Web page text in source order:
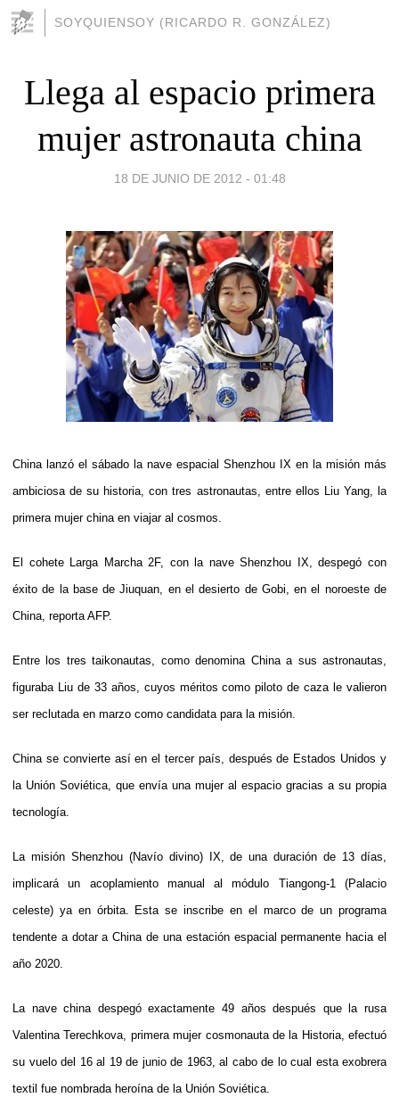
SOYQUIENSOY (RICARDO R. GONZÁLEZ)
Llega al espacio primera
mujer astronauta china
18 DE JUNIO DE 2012 - 01:48
China lanzó el sábado la nave espacial Shenzhou IX en la misión más
ambiciosa de su historia, con tres astronautas, entre ellos Liu Yang, la
primera mujer china en viajar al cosmos.
El cohete Larga Marcha 2F, con la nave Shenzhou IX, despegó con
éxito de la base de Jiuquan, en el desierto de Gobi, en el noroeste de
China, reporta AFP.
Entre los tres taikonautas, como denomina China a sus astronautas,
figuraba Liu de 33 años, cuyos méritos como piloto de caza le valieron
ser reclutada en marzo como candidata para la misión.
China se convierte así en el tercer país, después de Estados Unidos y
la Unión Soviética, que envía una mujer al espacio gracias a su propia
tecnología.
La misión Shenzhou (Navío divino) IX, de una duración de 13 días,
implicará un acoplamiento manual al módulo Tiangong-1 (Palacio
celeste) ya en órbita. Esta se inscribe en el marco de un programa
tendente a dotar a China de una estación espacial permanente hacia el
año 2020.
La nave china despegó exactamente 49 años después que la rusa
Valentina Terechkova, primera mujer cosmonauta de la Historia, efectuó
su vuelo del 16 al 19 de junio de 1963, al cabo de lo cual esta exobrera
textil fue nombrada heroína de la Unión Soviética.